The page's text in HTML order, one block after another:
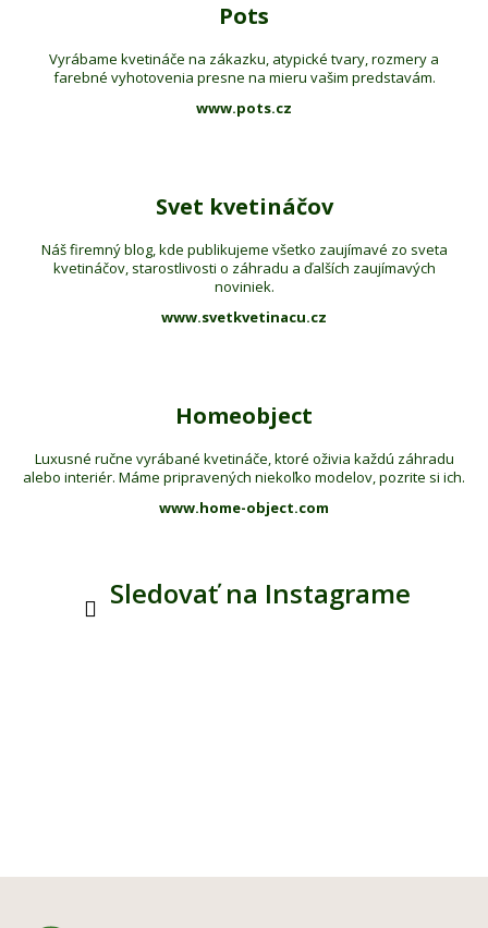
Pots
Vyrábame kvetináče na zákazku, atypické tvary, rozmery a
farebné vyhotovenia presne na mieru vašim predstavám.
www.pots.cz
Svet kvetináčov
Náš firemný blog, kde publikujeme všetko zaujímavé zo sveta
kvetináčov, starostlivosti o záhradu a ďalších zaujímavých
noviniek.
www.svetkvetinacu.cz
Homeobject
Luxusné ručne vyrábané kvetináče, ktoré oživia každú záhradu
alebo interiér. Máme pripravených niekoľko modelov, pozrite si ich.
www.home-object.com
Sledovať na Instagrame